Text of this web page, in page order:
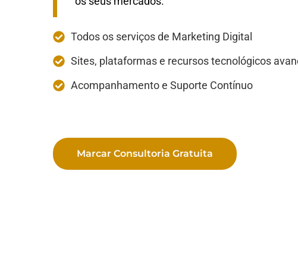
Todos os serviços de Marketing Digital
Sites, plataformas e recursos tecnológicos
Acompanhamento e Suporte Contínuo
Marcar Consultoria Gratuita